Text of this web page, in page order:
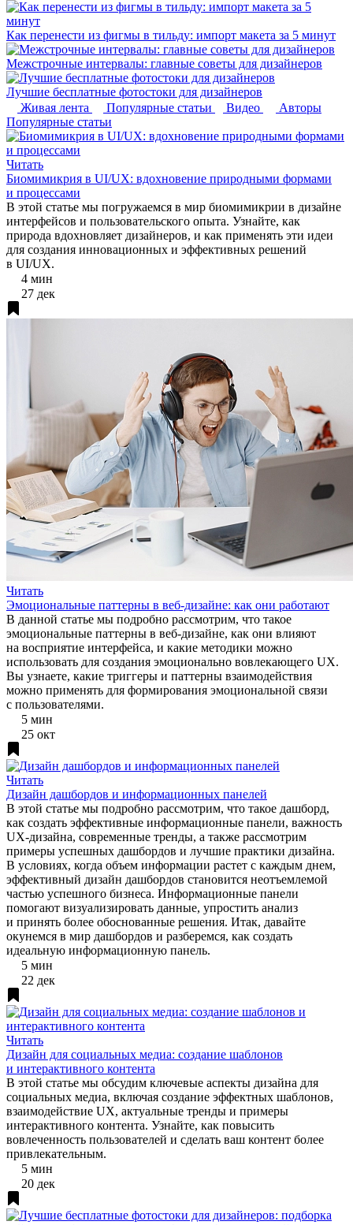
Как перенести из фигмы в тильду: импорт макета за 5 минут
Межстрочные интервалы: главные советы для дизайнеров
Лучшие бесплатные фотостоки для дизайнеров
Живая лента
Популярные статьи Видео
Авторы
Популярные статьи
Читать
Биомимикрия в UI/UX: вдохновение природными формами
и процессами
В этой статье мы погружаемся в мир биомимикрии в дизайне
интерфейсов и пользовательского опыта. Узнайте, как
природа вдохновляет дизайнеров, и как применять эти идеи
для создания инновационных и эффективных решений
в UI/UX.
4 мин
27 дек
Читать
Эмоциональные паттерны в веб-дизайне: как они работают
В данной статье мы подробно рассмотрим, что такое
эмоциональные паттерны в веб-дизайне, как они влияют
на восприятие интерфейса, и какие методики можно
использовать для создания эмоционально вовлекающего UX.
Вы узнаете, какие триггеры и паттерны взаимодействия
можно применять для формирования эмоциональной связи
с пользователями.
5 мин
25 окт
Читать
Дизайн дашбордов и информационных панелей
В этой статье мы подробно рассмотрим, что такое дашборд,
как создать эффективные информационные панели, важность
UX-дизайна, современные тренды, а также рассмотрим
примеры успешных дашбордов и лучшие практики дизайна.
В условиях, когда объем информации растет с каждым днем,
эффективный дизайн дашбордов становится неотъемлемой
частью успешного бизнеса. Информационные панели
помогают визуализировать данные, упростить анализ
и принять более обоснованные решения. Итак, давайте
окунемся в мир дашбордов и разберемся, как создать
идеальную информационную панель.
5 мин
22 дек
Читать
Дизайн для социальных медиа: создание шаблонов
и интерактивного контента
В этой статье мы обсудим ключевые аспекты дизайна для
социальных медиа, включая создание эффектных шаблонов,
взаимодействие UX, актуальные тренды и примеры
интерактивного контента. Узнайте, как повысить
вовлеченность пользователей и сделать ваш контент более
привлекательным.
5 мин
20 дек